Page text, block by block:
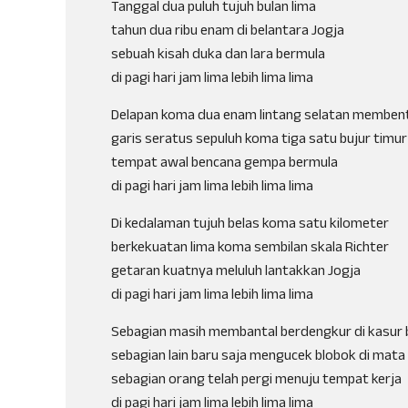
Tanggal dua puluh tujuh bulan lima
tahun dua ribu enam di belantara Jogja
sebuah kisah duka dan lara bermula
di pagi hari jam lima lebih lima lima
Delapan koma dua enam lintang selatan
garis seratus sepuluh koma tiga satu bujur timur
tempat awal bencana gempa bermula
di pagi hari jam lima lebih lima lima
Di kedalaman tujuh belas koma satu kilometer
berkekuatan lima koma sembilan skala Richter
getaran kuatnya meluluh lantakkan Jogja
di pagi hari jam lima lebih lima lima
Sebagian masih membantal berdengkur di kasur
sebagian lain baru saja mengucek blobok di mata
sebagian orang telah pergi menuju tempat kerja